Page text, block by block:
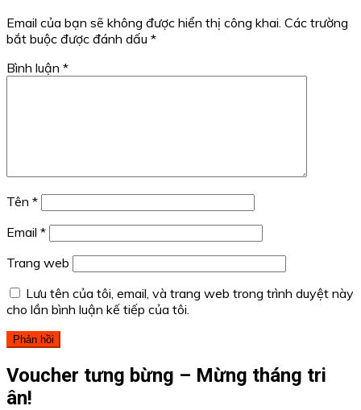
Email của bạn sẽ không được hiển thị công khai. Các trường
bắt buộc được đánh dấu *
Bình luận *
Tên *
Email *
Trang web
Lưu tên của tôi, email, và trang web trong trình duyệt này
cho lần bình luận kế tiếp của tôi.
Voucher tưng bừng – Mừng tháng tri
ân!